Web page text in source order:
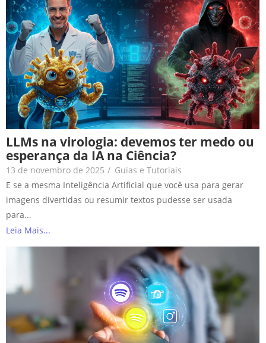
LLMs na virologia: devemos ter medo ou
esperança da IA na Ciência?
13 de novembro de 2025 / Guias e Tutoriais
E se a mesma Inteligência Artificial que você usa para gerar
imagens divertidas ou resumir textos pudesse ser usada
para...
Leia Mais...